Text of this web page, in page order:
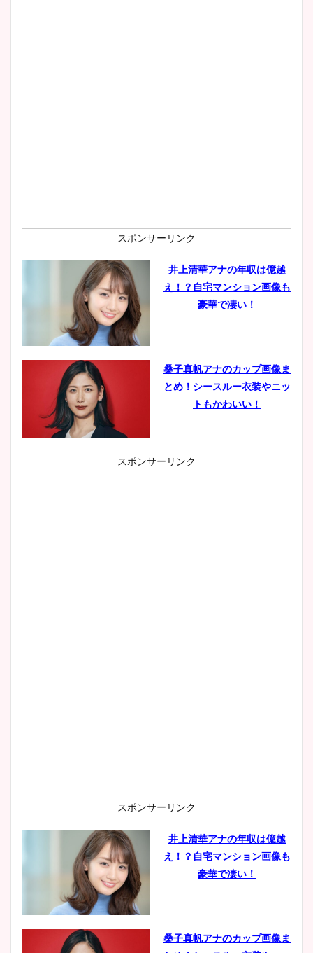
スポンサーリンク
井上清華アナの年収は億越
え！？自宅マンション画像も
豪華で凄い！
桑子真帆アナのカップ画像ま
とめ！シースルー衣装やニッ
トもかわいい！
小室瑛莉子のカップ画像まと
肉も凄い！
鈴木唯の太ってた時の体重が
ヤバすぎww原因や痩せたダ
スポンサーリンク
スポンサーリンク
井上清華アナの年収は億越
え！？自宅マンション画像も
豪華で凄い！
桑子真帆アナのカップ画像ま